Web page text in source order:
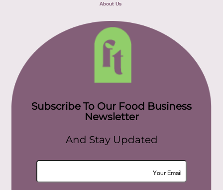
About Us
Subscribe To Our Food Business
Newsletter
And Stay Updated